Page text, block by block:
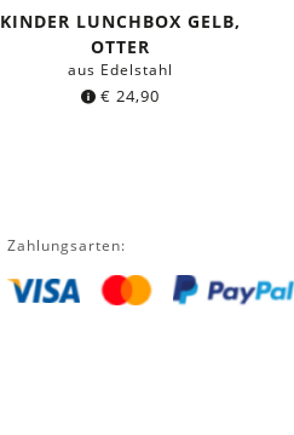
KINDER LUNCHBOX GELB,
OTTER
aus Edelstahl
€ 24,90
Zahlungsarten: